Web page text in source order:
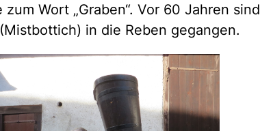
Wort „Graben“. Vor 60 Jahren sind
(Mistbottich) in die Reben gegangen.